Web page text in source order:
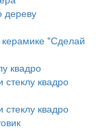
дереву
"Сделай
квадро
квадро
квадро